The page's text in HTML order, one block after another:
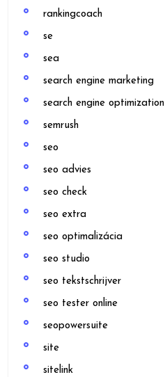
rankingcoach
se
sea
search engine marketing
search engine optimization
semrush
seo
seo advies
seo check
seo extra
seo optimalizácia
seo studio
seo tekstschrijver
seo tester online
seopowersuite
site
sitelink